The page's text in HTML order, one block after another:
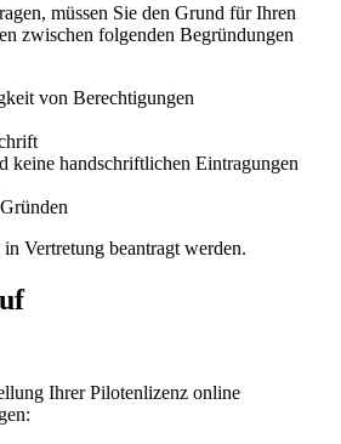
müssen Sie den Grund für Ihren
zwischen folgenden Begründungen
von Berechtigungen
keine handschriftlichen Eintragungen
Vertretung beantragt werden.
Ihrer Pilotenlizenz online